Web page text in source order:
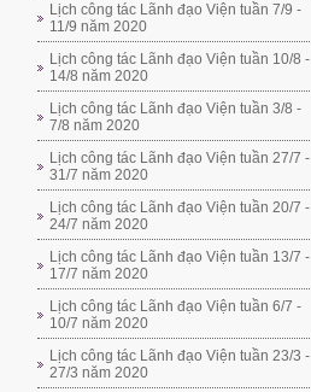
Lịch công tác Lãnh đạo Viện tuần 7/9 -
11/9 năm 2020
Lịch công tác Lãnh đạo Viện tuần 10/8 -
14/8 năm 2020
Lịch công tác Lãnh đạo Viện tuần 3/8 -
7/8 năm 2020
Lịch công tác Lãnh đạo Viện tuần 27/7 -
31/7 năm 2020
Lịch công tác Lãnh đạo Viện tuần 20/7 -
24/7 năm 2020
Lịch công tác Lãnh đạo Viện tuần 13/7 -
17/7 năm 2020
Lịch công tác Lãnh đạo Viện tuần 6/7 -
10/7 năm 2020
Lịch công tác Lãnh đạo Viện tuần 23/3 -
27/3 năm 2020